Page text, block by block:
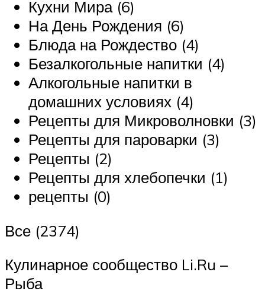
Кухни Мира (6)
На День Рождения (6)
Блюда на Рождество (4)
Безалкогольные напитки (4)
Алкогольные напитки в
домашних условиях (4)
Рецепты для Микроволновки (3)
Рецепты для пароварки (3)
Рецепты (2)
Рецепты для хлебопечки (1)
рецепты (0)
Все (2374)
Кулинарное сообщество Li.Ru –
Рыба